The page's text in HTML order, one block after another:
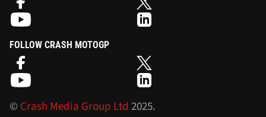
FOLLOW CRASH MOTOGP
©Crash Media Group Ltd 2025.